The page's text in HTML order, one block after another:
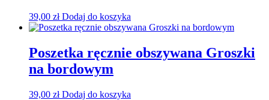
39,00 zł Dodaj do koszyka
Poszetka ręcznie obszywana Groszki
na bordowym
39,00 zł Dodaj do koszyka